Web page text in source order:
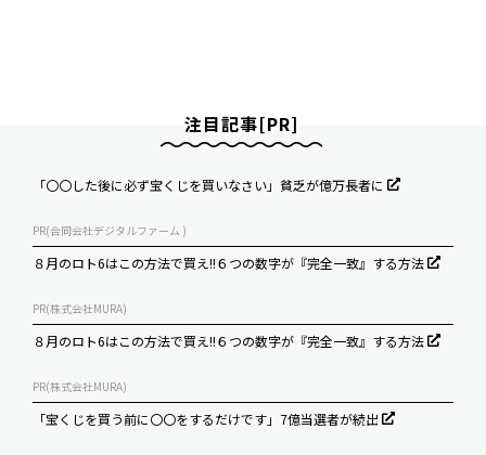
注目記事[PR]
「〇〇した後に必ず宝くじを買いなさい」貧乏が億万長者に
PR(合同会社デジタルファーム )
８月のロト6はこの方法で買え!!６つの数字が『完全一致』する方法
PR(株式会社MURA)
８月のロト6はこの方法で買え!!６つの数字が『完全一致』する方法
PR(株式会社MURA)
「宝くじを買う前に〇〇をするだけです」7億当選者が続出